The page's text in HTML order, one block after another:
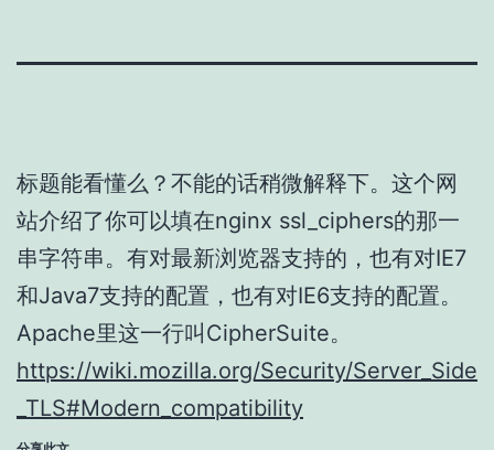
标题能看懂么？不能的话稍微解释下。这个网
站介绍了你可以填在nginx ssl_ciphers的那一
串字符串。有对最新浏览器支持的，也有对IE7
和Java7支持的配置，也有对IE6支持的配置。
Apache里这一行叫CipherSuite。
https://wiki.mozilla.org/Security/Server_Side
_TLS#Modern_compatibility